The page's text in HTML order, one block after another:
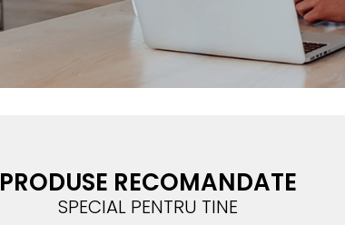
PRODUSE RECOMANDATE
SPECIAL PENTRU TINE